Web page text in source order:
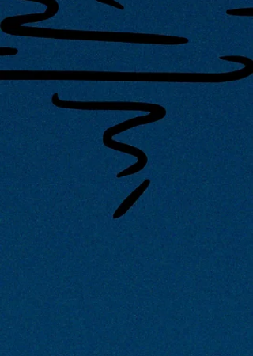
FAMILY with ANNA SATO,
ODUCHU modern voices
from open sea and vast
plains